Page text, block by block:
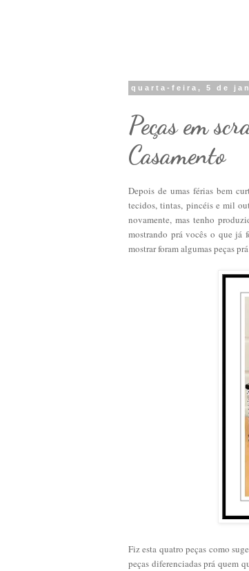
quarta-feira, 5 de
Peças em
Casamento
Depois de umas férias bem
tecidos, tintas, pincéis e mil
novamente, mas tenho
mostrando prá vocês o que já
mostrar foram algumas peças
Fiz esta quatro peças como
peças diferenciadas prá quem